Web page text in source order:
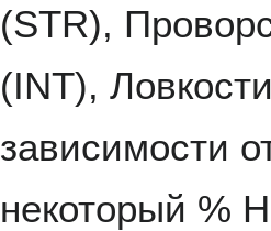
(STR),
(INT),
зависимости
некоторый %